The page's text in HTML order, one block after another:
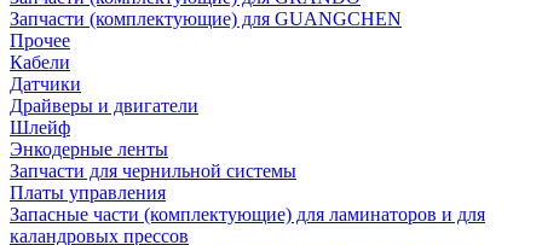
Запчасти (комплектующие) для GUANGCHEN
Прочее
Кабели
Датчики
Драйверы и двигатели
Шлейф
Энкодерные ленты
Запчасти для чернильной системы
Платы управления
Запасные части (комплектующие) для ламинаторов и для
каландровых прессов